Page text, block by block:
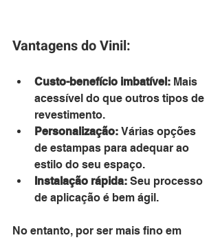
Vantagens do Vinil:
Custo-benefício imbatível: Mais
acessível do que outros tipos de
revestimento.
Personalização: Várias opções
de estampas para adequar ao
estilo do seu espaço.
Instalação rápida: Seu processo
de aplicação é bem ágil.
No entanto, por ser mais fino em